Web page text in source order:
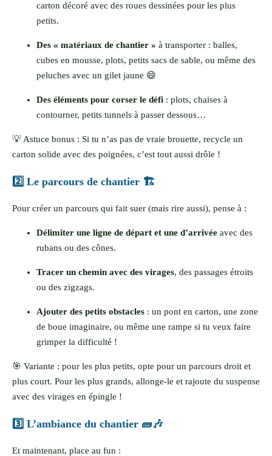
carton décoré avec des roues dessinées pour les plus
petits.
Des « matériaux de chantier » à transporter : balles,
cubes en mousse, plots, petits sacs de sable, ou même des
peluches avec un gilet jaune 😄
Des éléments pour corser le défi : plots, chaises à
contourner, petits tunnels à passer dessous…
💡 Astuce bonus : Si tu n’as pas de vraie brouette, recycle un
carton solide avec des poignées, c’est tout aussi drôle !
2️⃣ Le parcours de chantier 🏗️
Pour créer un parcours qui fait suer (mais rire aussi), pense à :
Délimiter une ligne de départ et une d’arrivée avec des
rubans ou des cônes.
Tracer un chemin avec des virages, des passages étroits
ou des zigzags.
Ajouter des petits obstacles : un pont en carton, une zone
de boue imaginaire, ou même une rampe si tu veux faire
grimper la difficulté !
🎯 Variante : pour les plus petits, opte pour un parcours droit et
plus court. Pour les plus grands, allonge-le et rajoute du suspense
avec des virages en épingle !
3️⃣ L’ambiance du chantier 🧱🎶
Et maintenant, place au fun :